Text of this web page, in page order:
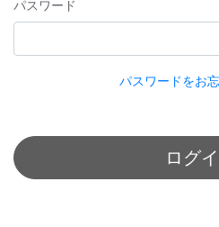
パスワード
パスワードをお
ログ